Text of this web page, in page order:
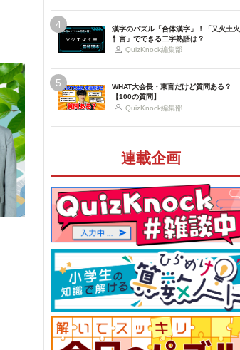
4
漢字のパズル「合体漢字」！「又火土火
忄言」でできる二字熟語は？
QuizKnock編集部
5
WHAT大会長・東言だけど質問ある？
【100の質問】
QuizKnock編集部
連載企画